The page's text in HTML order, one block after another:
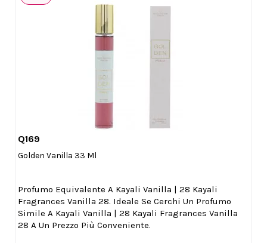
Q169
Golden Vanilla 33 Ml
Profumo Equivalente A Kayali Vanilla | 28 Kayali
Fragrances Vanilla 28. Ideale Se Cerchi Un Profumo
Simile A Kayali Vanilla | 28 Kayali Fragrances Vanilla
28 A Un Prezzo Più Conveniente.